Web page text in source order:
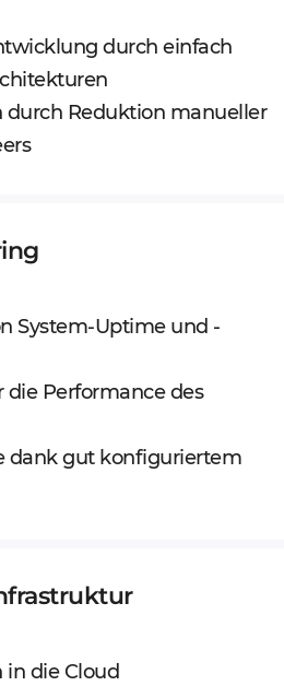
durch einfach
durch Reduktion manueller
System-Uptime und -
die Performance des
dank gut konfiguriertem
in die Cloud